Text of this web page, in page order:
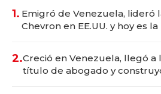
1. Emigró de Venezuela, lideró
Chevron en EE.UU. y hoy es
2.Creció en Venezuela, llegó a
título de abogado y